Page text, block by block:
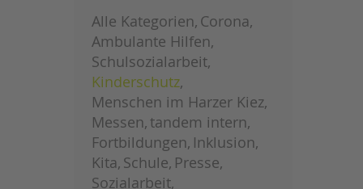
Impressum
Datenschutz
Hinweisgebersystem
Intranet
Alle Kategorien Corona
Ambulante Hilfen
Schulsozialarbeit
Kinderschutz
Menschen im Harzer Kiez
Messen tandem intern
Fortbildungen Inklusion
Kita Schule Presse
Sozialarbeit